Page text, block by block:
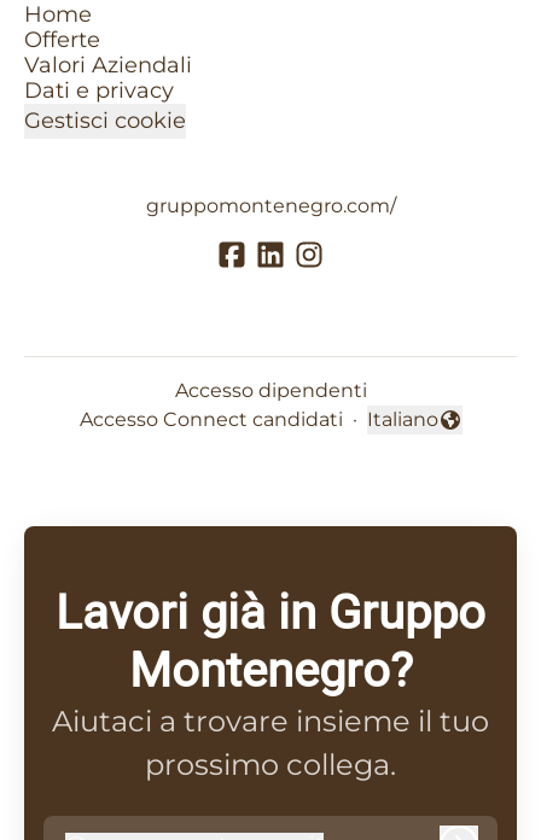
Home
Offerte
Valori Aziendali
Dati e privacy
Gestisci cookie
gruppomontenegro.com/
Accesso dipendenti
Accesso Connect candidati ·
Cambia lingua
Italiano
Lavori già in Gruppo
Montenegro?
Aiutaci a trovare insieme il tuo
prossimo collega.